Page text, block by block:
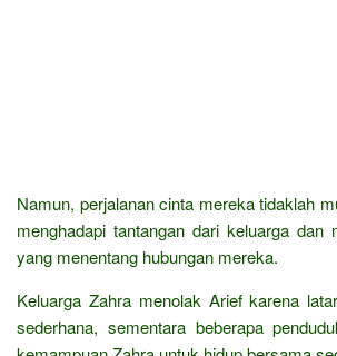
Namun, perjalanan cinta mereka tidaklah
menghadapi tantangan dari keluarga dan
yang menentang hubungan mereka.
Keluarga Zahra menolak Arief karena
sederhana, sementara beberapa